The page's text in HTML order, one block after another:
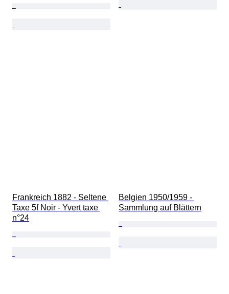
Frankreich 1882 - Seltene
Taxe 5f Noir - Yvert taxe
n°24
Belgien 1950/1959 -
Sammlung auf Blättern